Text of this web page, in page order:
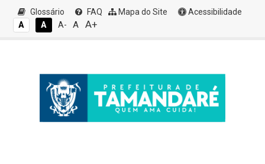
Glossário FAQ Mapa do Site
Acessibilidade
A
A A- A A+